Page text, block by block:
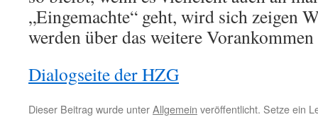
„Eingemachte“ geht, wird sich zeigen
werden über das weitere
Dialogseite der HZG
Dieser Beitrag wurde unterAllgemein veröffentlicht. Setze ein